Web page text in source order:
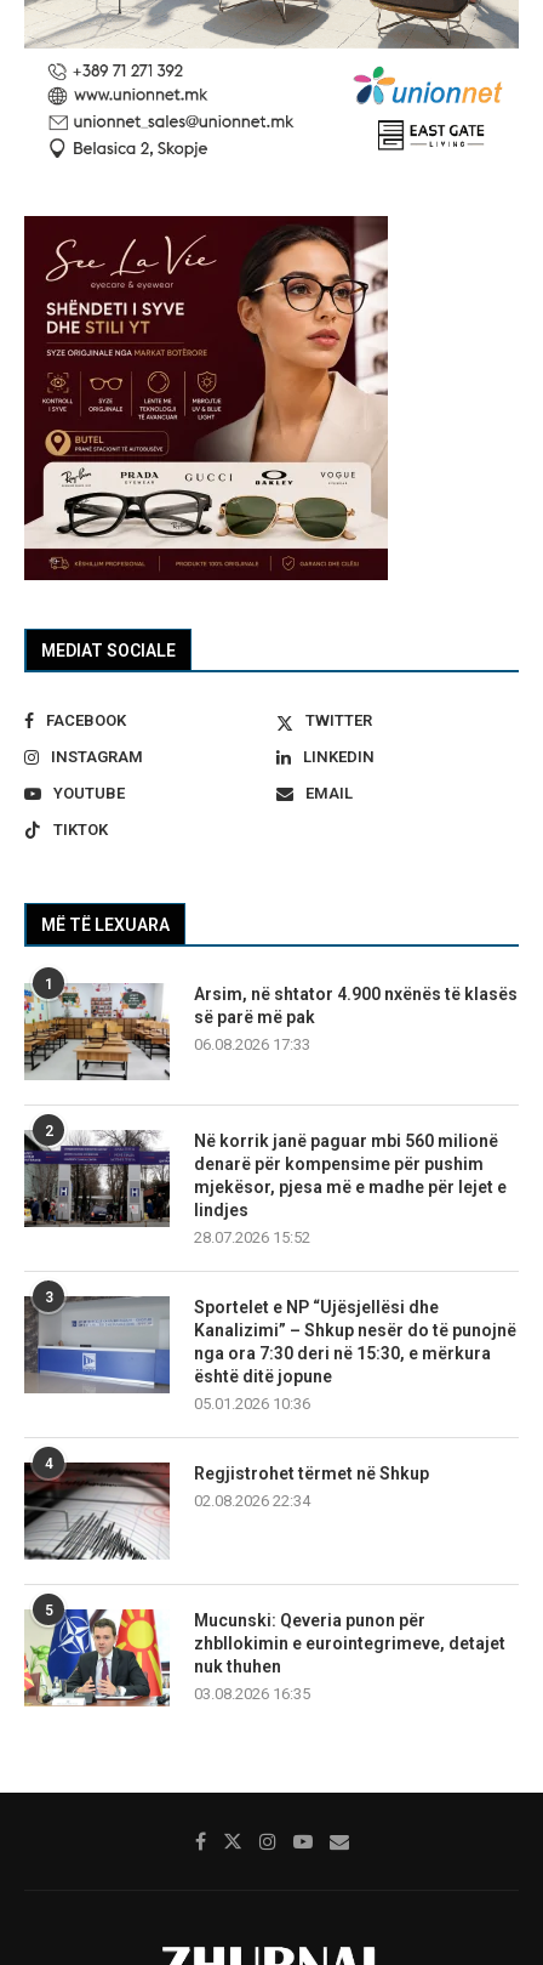
MEDIAT SOCIALE
FACEBOOK
TWITTER
INSTAGRAM
LINKEDIN
YOUTUBE
EMAIL
TIKTOK
MË TË LEXUARA
1
Arsim, në shtator 4.900 nxënës të klasës
së parë më pak
06.08.2026 17:33
2
Në korrik janë paguar mbi 560 milionë
denarë për kompensime për pushim
mjekësor, pjesa më e madhe për lejet e
lindjes
28.07.2026 15:52
3
Sportelet e NP “Ujësjellësi dhe
Kanalizimi” – Shkup nesër do të punojnë
nga ora 7:30 deri në 15:30, e mërkura
është ditë jopune
05.01.2026 10:36
4
Regjistrohet tërmet në Shkup
02.08.2026 22:34
5
Mucunski: Qeveria punon për
zhbllokimin e eurointegrimeve, detajet
nuk thuhen
03.08.2026 16:35